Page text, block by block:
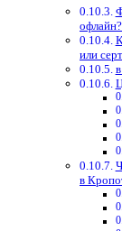
или
в